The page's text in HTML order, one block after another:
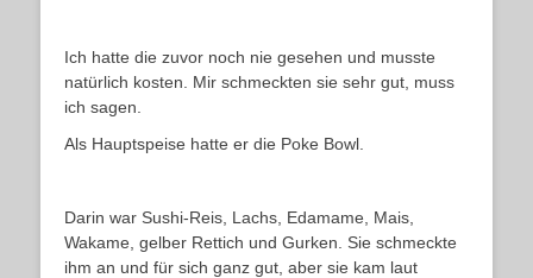
Ich hatte die zuvor noch nie gesehen und musste
natürlich kosten. Mir schmeckten sie sehr gut, muss
ich sagen.
Als Hauptspeise hatte er die Poke Bowl.
Darin war Sushi-Reis, Lachs, Edamame, Mais,
Wakame, gelber Rettich und Gurken. Sie schmeckte
ihm an und für sich ganz gut, aber sie kam laut